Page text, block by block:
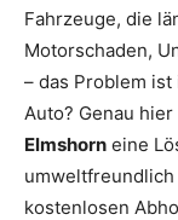
Fahrzeuge, die
Motorschaden,
– das Problem
Auto? Genau
Elmshorn eine
kostenlosen